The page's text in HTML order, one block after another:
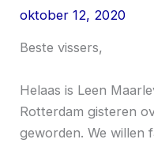
oktober 12, 2020
Beste vissers,
Helaas is Leen
Rotterdam gisteren
geworden. We willen